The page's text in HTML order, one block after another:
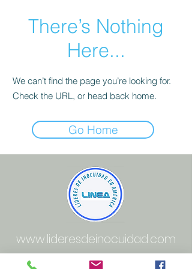
There’s Nothing
Here...
We can’t find the page you’re looking for.
Check the URL, or head back home.
Go Home
www.lideresdeinocuidad.com
info@lideresdeinocuidad.com